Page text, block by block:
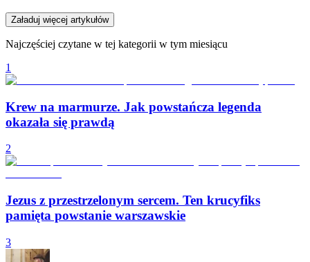
Załaduj więcej artykułów
Najczęściej czytane w tej kategorii w tym miesiącu
1
Krew na marmurze. Jak powstańcza legenda
okazała się prawdą
2
Jezus z przestrzelonym sercem. Ten krucyfiks
pamięta powstanie warszawskie
3